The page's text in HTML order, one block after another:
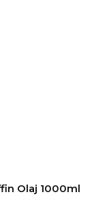
Olaj 1000ml